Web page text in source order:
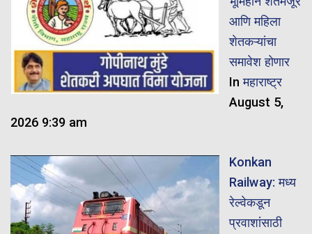
आणि महिला
शेतकऱ्यांचा
समावेश होणार
Inमहाराष्ट्र
August 5,
2026 9:39 am
Konkan
Railway: मध्य
रेल्वेकडून
प्रवाशांसाठी